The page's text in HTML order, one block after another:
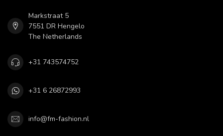
Markstraat 5
7551 DR Hengelo
The Netherlands
+31 743574752
+31 6 26872993
info@fm-fashion.nl